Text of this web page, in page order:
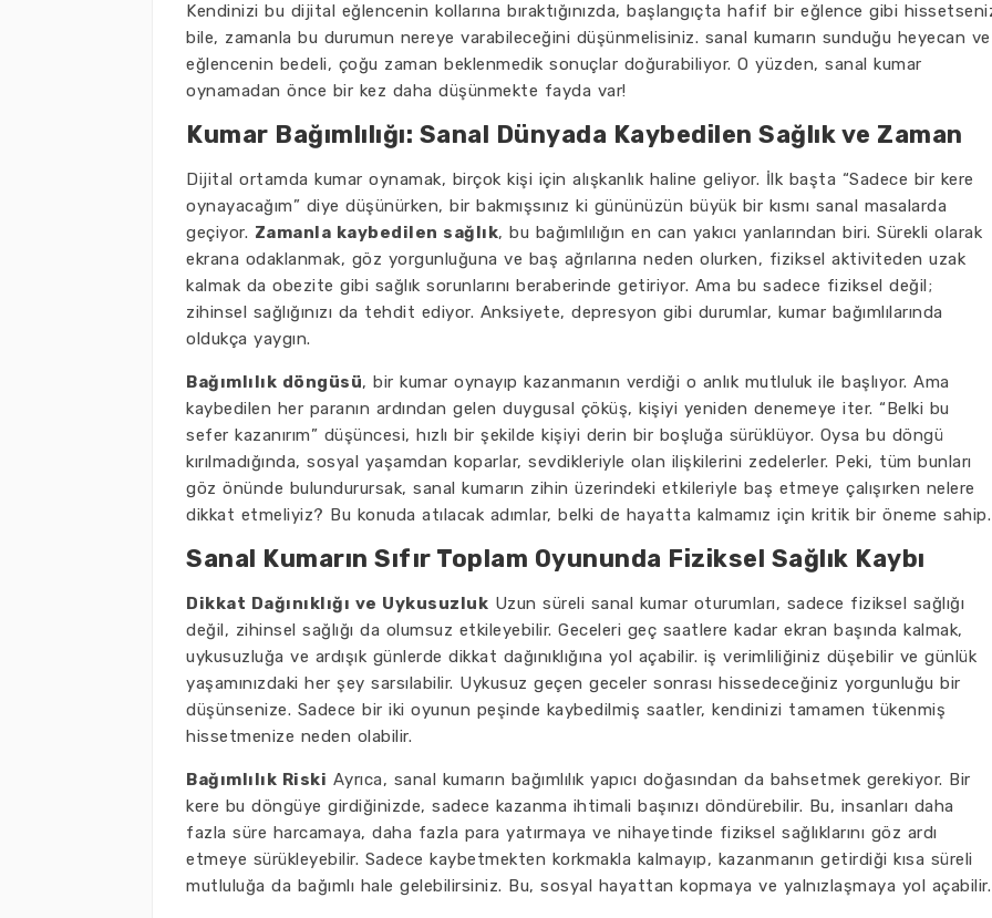
Kendinizi bu dijital eğlencenin kollarına bıraktığınızda, başlangıçta hafif bir eğlence gibi
bile, zamanla bu durumun nereye varabileceğini düşünmelisiniz. sanal kumarın sunduğu heyecan ve
eğlencenin bedeli, çoğu zaman beklenmedik sonuçlar doğurabiliyor. O yüzden, sanal kumar
oynamadan önce bir kez daha düşünmekte fayda var!
Kumar Bağımlılığı: Sanal Dünyada Kaybedilen Sağlık ve Zaman
Dijital ortamda kumar oynamak, birçok kişi için alışkanlık haline geliyor. İlk başta “Sadece bir kere
oynayacağım” diye düşünürken, bir bakmışsınız ki gününüzün büyük bir kısmı sanal masalarda
geçiyor. Zamanla kaybedilen sağlık, bu bağımlılığın en can yakıcı yanlarından biri. Sürekli olarak
ekrana odaklanmak, göz yorgunluğuna ve baş ağrılarına neden olurken, fiziksel aktiviteden uzak
kalmak da obezite gibi sağlık sorunlarını beraberinde getiriyor. Ama bu sadece fiziksel değil;
zihinsel sağlığınızı da tehdit ediyor. Anksiyete, depresyon gibi durumlar, kumar bağımlılarında
oldukça yaygın.
Bağımlılık döngüsü, bir kumar oynayıp kazanmanın verdiği o anlık mutluluk ile başlıyor. Ama
kaybedilen her paranın ardından gelen duygusal çöküş, kişiyi yeniden denemeye iter. “Belki bu
sefer kazanırım” düşüncesi, hızlı bir şekilde kişiyi derin bir boşluğa sürüklüyor. Oysa bu döngü
kırılmadığında, sosyal yaşamdan koparlar, sevdikleriyle olan ilişkilerini zedelerler. Peki, tüm bunları
göz önünde bulundurursak, sanal kumarın zihin üzerindeki etkileriyle baş etmeye çalışırken nelere
dikkat etmeliyiz? Bu konuda atılacak adımlar, belki de hayatta kalmamız için kritik bir öneme sahip.
Sanal Kumarın Sıfır Toplam Oyununda Fiziksel Sağlık Kaybı
Dikkat Dağınıklığı ve Uykusuzluk Uzun süreli sanal kumar oturumları, sadece fiziksel sağlığı
değil, zihinsel sağlığı da olumsuz etkileyebilir. Geceleri geç saatlere kadar ekran başında kalmak,
uykusuzluğa ve ardışık günlerde dikkat dağınıklığına yol açabilir. iş verimliliğiniz düşebilir ve günlük
yaşamınızdaki her şey sarsılabilir. Uykusuz geçen geceler sonrası hissedeceğiniz yorgunluğu bir
düşünsenize. Sadece bir iki oyunun peşinde kaybedilmiş saatler, kendinizi tamamen tükenmiş
hissetmenize neden olabilir.
Bağımlılık Riski Ayrıca, sanal kumarın bağımlılık yapıcı doğasından da bahsetmek gerekiyor. Bir
kere bu döngüye girdiğinizde, sadece kazanma ihtimali başınızı döndürebilir. Bu, insanları daha
fazla süre harcamaya, daha fazla para yatırmaya ve nihayetinde fiziksel sağlıklarını göz ardı
etmeye sürükleyebilir. Sadece kaybetmekten korkmakla kalmayıp, kazanmanın getirdiği kısa süreli
mutluluğa da bağımlı hale gelebilirsiniz. Bu, sosyal hayattan kopmaya ve yalnızlaşmaya yol açabilir.